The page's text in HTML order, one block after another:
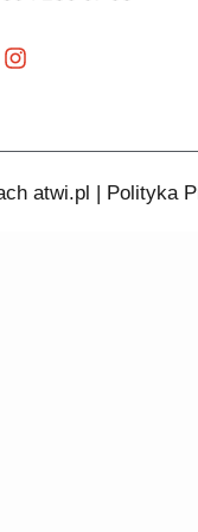
atwi.pl | Polityka